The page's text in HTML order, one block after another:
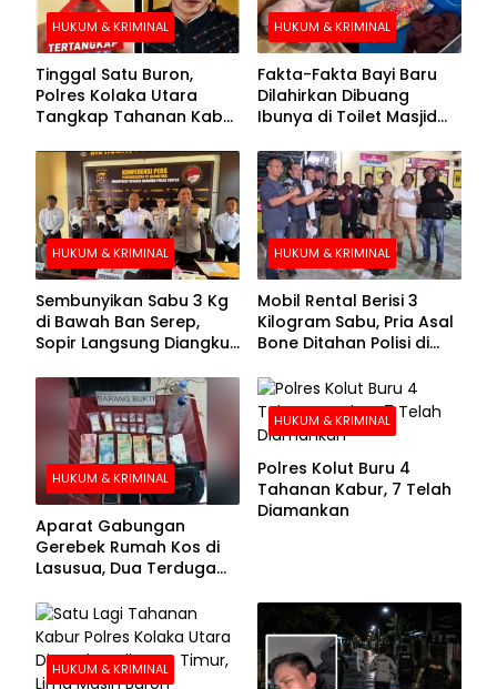
HUKUM & KRIMINAL
Tinggal Satu Buron,
Polres Kolaka Utara
Tangkap Tahanan Kabur
Pengejaran
HUKUM & KRIMINAL
Fakta-Fakta Bayi Baru
Dilahirkan Dibuang
Ibunya di Toilet Masjid
HUKUM & KRIMINAL
Sembunyikan Sabu 3 Kg
di Bawah Ban Serep,
Sopir Langsung Diangkut
HUKUM & KRIMINAL
Mobil Rental Berisi 3
Kilogram Sabu, Pria Asal
Bone Ditahan Polisi di
HUKUM & KRIMINAL
Aparat Gabungan
Gerebek Rumah Kos di
Lasusua, Dua Terduga
HUKUM & KRIMINAL
Polres Kolut Buru 4
Tahanan Kabur, 7 Telah
Diamankan
HUKUM & KRIMINAL